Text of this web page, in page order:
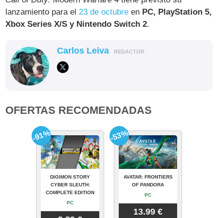
lanzamiento para el23 de octubre en PC, PlayStation 5,
Xbox Series X/S y Nintendo Switch 2.
Carlos Leiva REDACTOR
OFERTAS RECOMENDADAS
DIGIMON STORY
CYBER SLEUTH:
COMPLETE EDITION
PC
-91%
AVATAR: FRONTIERS
OF PANDORA
PC
13.99 €
-53%